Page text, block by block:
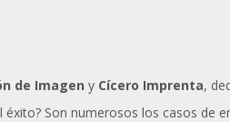
de Imagen y Cícero Imprenta,
éxito? Son numerosos los casos de